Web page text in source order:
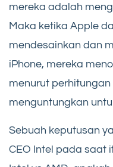
mereka adalah
Maka ketika Apple
mendesainkan dan
iPhone, mereka
menurut
menguntungkan
Sebuah keputusan
CEO Intel pada saat